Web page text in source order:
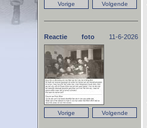
Reactie foto 11-6-2026